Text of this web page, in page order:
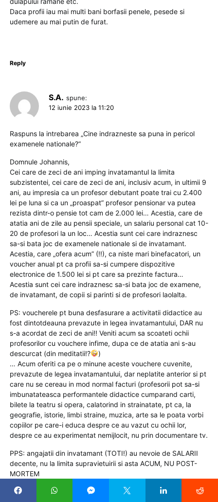
Daca profii iau mai multi bani borfasii penele, pesede si
udemere au mai putin de furat.
Reply
S.A. spune:
12 iunie 2023 la 11:20
Raspuns la intrebarea „Cine indrazneste sa puna in pericol
examenele nationale?”
Domnule Johannis,
Cei care de zeci de ani imping invatamantul la limita
subzistentei, cei care de zeci de ani, inclusiv acum, in ultimii 9
ani, au impresia ca un profesor debutant poate trai cu 2.400
lei pe luna si ca un „proaspat” profesor pensionar va putea
rezista dintr-o pensie tot cam de 2.000 lei… Acestia, care de
atatia ani de zile au pensii speciale, un salariu personal cat 10-
20 de profesori la un loc… Acestia sunt cei care indraznesc
sa-si bata joc de examenele nationale si de invatamant.
Acestia, care „ofera acum” (!!), ca niste mari binefacatori, un
voucher anual pt ca profii sa-si cumpere dispozitive
electronice de 1.500 lei si pt care sa prezinte factura…
Acestia sunt cei care indraznesc sa-si bata joc de examene,
de invatamant, de copii si parinti si de profesori laolalta.
PS: voucherele pt buna desfasurare a activitatii didactice au
fost dintotdeauna prevazute in legea invatamantului, DAR nu
s-a acordat de zeci de ani!! Veniti acum sa scoateti ochii
profesorilor cu vouchere infime, dupa ce de atatia ani s-au
descurcat (din meditatii!?
)
… Acum oferiti ca pe o minune aceste vouchere cuvenite,
prevazute de legea invatamantului, dar neplatite anterior si pt
care nu se cereau in mod normal facturi (profesorii pot sa-si
imbunatateasca performantele didactice cumparand carti,
bilete la teatru si opera, calatorind in strainatate, pt ca, la
geografie, istorie, limbi straine, muzica, arte sa le poata vorbi
copiilor pe care-i educa despre ce au vazut cu ochii lor,
despre ce au experimentat nemijlocit, nu prin documentare tv.
PPS: angajatii din invatamant (TOTI!) au nevoie de SALARII
decente, nu la limita supravietuirii si asta ACUM, NU POST-
MORTEM
Reply